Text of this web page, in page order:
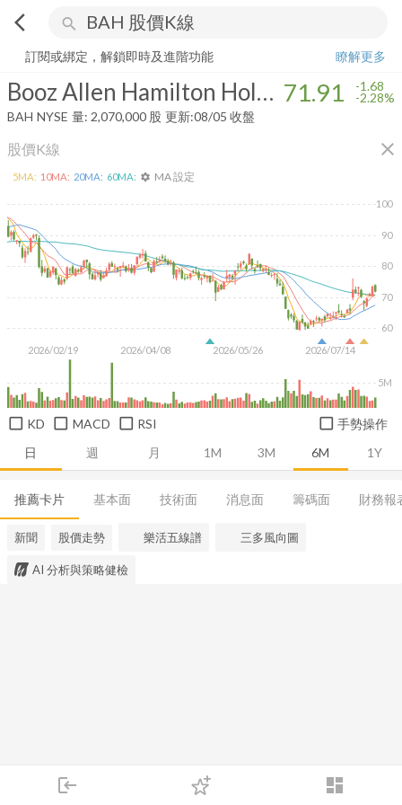
arrow_back_ios search
login dashboard
下單
Booz Allen Hamilton Holding Corporation
訂閱或綁定，解鎖即時及進階功能
瞭解更多
Booz Allen Hamilton Holding Corporation 71.91 -1.68
-2.28%
BAH NYSE 量: 2,070,000 股 更新:08/05 收盤
股價K線 close
日 週 月 1M 3M 6M 1Y
2026/02/19 2026/04/08 2026/05/26 2026/07/14
60
70
80
90
100
5M
5MA: 10MA: 20MA: 60MA: settings MA 設定
KD MACD RSI 手勢操作
推薦卡片 基本面 技術面 消息面 籌碼面 財務報
新聞 股價走勢 樂活五線譜 三多風向圖
AI 分析與策略健檢